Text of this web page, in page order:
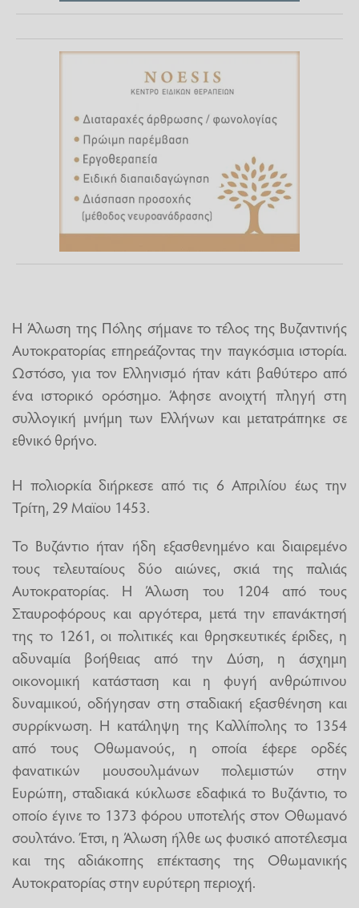
Η Άλωση της Πόλης σήμανε το τέλος της Βυζαντινής
Αυτοκρατορίας επηρεάζοντας την παγκόσμια ιστορία.
Ωστόσο, για τον Ελληνισμό ήταν κάτι βαθύτερο από
ένα ιστορικό ορόσημο. Άφησε ανοιχτή πληγή στη
συλλογική μνήμη των Ελλήνων και μετατράπηκε σε
εθνικό θρήνο.
Η πολιορκία διήρκεσε από τις 6 Απριλίου έως την
Τρίτη, 29 Μαϊου 1453.
Το Βυζάντιο ήταν ήδη εξασθενημένο και διαιρεμένο
τους τελευταίους δύο αιώνες, σκιά της παλιάς
Αυτοκρατορίας. Η Άλωση του 1204 από τους
Σταυροφόρους και αργότερα, μετά την επανάκτησή
της το 1261, οι πολιτικές και θρησκευτικές έριδες, η
αδυναμία βοήθειας από την Δύση, η άσχημη
οικονομική κατάσταση και η φυγή ανθρώπινου
δυναμικού, οδήγησαν στη σταδιακή εξασθένηση και
συρρίκνωση. Η κατάληψη της Καλλίπολης το 1354
από τους Οθωμανούς, η οποία έφερε ορδές
φανατικών μουσουλμάνων πολεμιστών στην
Ευρώπη, σταδιακά κύκλωσε εδαφικά το Βυζάντιο, το
οποίο έγινε το 1373 φόρου υποτελής στον Οθωμανό
σουλτάνο. Έτσι, η Άλωση ήλθε ως φυσικό αποτέλεσμα
και της αδιάκοπης επέκτασης της Οθωμανικής
Αυτοκρατορίας στην ευρύτερη περιοχή.